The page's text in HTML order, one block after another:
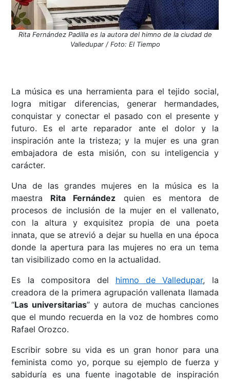
Rita Fernández Padilla es la autora del himno de la ciudad de
Valledupar / Foto: El Tiempo
La música es una herramienta para el tejido social,
logra mitigar diferencias, generar hermandades,
conquistar y conectar el pasado con el presente y
futuro. Es el arte reparador ante el dolor y la
inspiración ante la tristeza; y la mujer es una gran
embajadora de esta misión, con su inteligencia y
carácter.
Una de las grandes mujeres en la música es la
maestra Rita Fernández quien es mentora de
procesos de inclusión de la mujer en el vallenato,
con la altura y exquisitez propia de una poeta
innata, que se atrevió a dejar su huella en una época
donde la apertura para las mujeres no era un tema
tan visibilizado como en la actualidad.
Es la compositora del himno de Valledupar, la
creadora de la primera agrupación vallenata llamada
“Las universitarias” y autora de muchas canciones
que el mundo recuerda en la voz de hombres como
Rafael Orozco.
Escribir sobre su vida es un gran honor para una
feminista como yo, porque su ejemplo de fuerza y
sabiduría es una fuente inagotable de inspiración